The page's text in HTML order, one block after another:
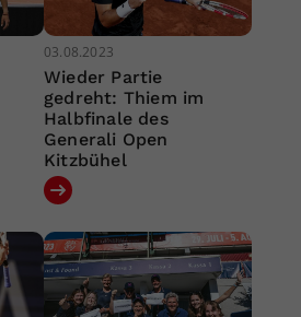
03.08.2023
Wieder Partie
gedreht: Thiem im
Halbfinale des
Generali Open
Kitzbühel